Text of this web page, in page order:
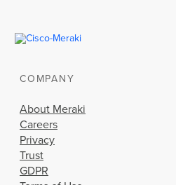
COMPANY
About Meraki
Careers
Privacy
Trust
GDPR